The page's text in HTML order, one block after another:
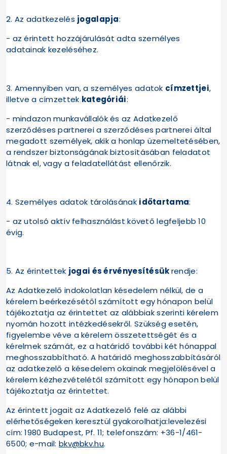
2. Az adatkezelés jogalapja:
- az érintett hozzájárulását adta személyes
adatainak kezeléséhez.
3. Amennyiben van, a személyes adatok címzettjei,
illetve a címzettek kategóriái:
- mindazon munkavállalók és az Adatkezelő
szerződéses partnerei a szerződéses partnerei által
megadott személyek, akik a honlap üzemeltetésében,
a rendszer biztonságának biztosításában feladatot
látnak el, vagy a feladatellátást ellenőrzik.
4. Személyes adatok tárolásának időtartama:
- az utolsó aktív felhasználást követő legfeljebb 10
évig.
5. Az érintettek jogai és érvényesítésükrendje:
Az Adatkezelő indokolatlan késedelem nélkül, de a
kérelem beérkezésétől számított egy hónapon belül
tájékoztatja az érintettet az alábbiak szerinti kérelem
nyomán hozott intézkedésekről. Szükség esetén,
figyelembe véve a kérelem összetettségét és a
kérelmek számát, ez a határidő további két hónappal
meghosszabbítható. A határidő meghosszabbításáról
az adatkezelő a késedelem okainak megjelölésével a
kérelem kézhezvételétől számított egy hónapon belül
tájékoztatja az érintettet.
Az érintett jogait az Adatkezelő felé az alábbi
elérhetőségeken keresztül gyakorolhatja:levelezési
cím: 1980 Budapest, Pf. 11; telefonszám: +36-1/461-
6500; e-mail:bkv@bkv.hu.